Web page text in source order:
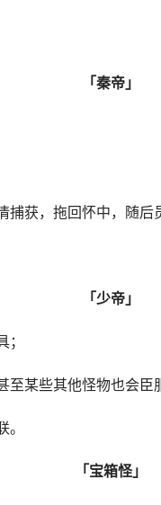
「秦帝」
获，拖回怀中，随后
「少帝」
某些其他怪物也会臣
「宝箱怪」